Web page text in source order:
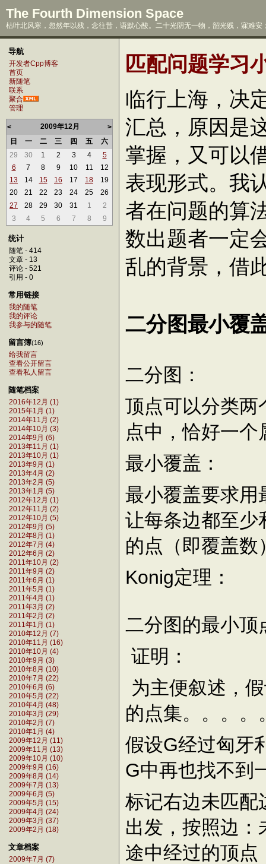
The Fourth Dimension Space
枯叶北风寒，忽然年以残，念往昔，语默心酸。二十光阴无一物，韶光贱，寐难
导航
开发者Cpp博客
首页
新随笔
联系
聚合
管理
< 2009年12月
>
日
一 二 三 四 五
六
29
30 1 2 3 4
5
6
7 8 9 10 11
12
13
14 15 16 17 18
19
20
21 22 23 24 25
26
27
28 29 30 31 1
2
3
4 5 6 7 8 9
统计
随笔 - 414
文章 - 13
评论 - 521
引用 - 0
常用链接
我的随笔
我的评论
我参与的随笔
留言簿(16)
给我留言
查看公开留言
查看私人留言
随笔档案
2016年12月 (1)
2015年1月 (1)
2014年11月 (2)
2014年10月 (3)
2014年9月 (6)
2013年11月 (1)
2013年10月 (1)
2013年9月 (1)
2013年4月 (2)
2013年2月 (5)
2013年1月 (5)
2012年12月 (1)
2012年11月 (2)
2012年10月 (5)
2012年9月 (5)
2012年8月 (1)
2012年7月 (4)
2012年6月 (2)
2011年10月 (2)
2011年9月 (2)
2011年6月 (1)
2011年5月 (1)
2011年4月 (1)
2011年3月 (2)
2011年2月 (2)
2011年1月 (1)
2010年12月 (7)
2010年11月 (16)
2010年10月 (4)
2010年9月 (3)
2010年8月 (10)
2010年7月 (22)
2010年6月 (6)
2010年5月 (22)
2010年4月 (48)
2010年3月 (29)
2010年2月 (7)
2010年1月 (4)
2009年12月 (11)
2009年11月 (13)
2009年10月 (10)
2009年9月 (16)
2009年8月 (14)
2009年7月 (13)
2009年6月 (5)
2009年5月 (15)
2009年4月 (24)
2009年3月 (37)
2009年2月 (18)
文章档案
2009年7月 (7)
匹配问题学习
临行上海，决
汇总，原因是
掌握，又可以
表现形式。我
者在问题的算
数出题者一定
乱的背景，借
二分图最小覆
二分图：
顶点可以分类两
点中，恰好一
最小覆盖：
最小覆盖要求用
让每条边都至少
的点（即覆盖数
Konig定理：
二分图的最小顶
证明：
为主便叙述，
的点集。。。。
假设G经过匈牙
G中再也找不到
标记右边未匹配
出发，按照边
途中经过的顶点